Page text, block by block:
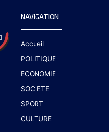
NAVIGATION
Accueil
POLITIQUE
ECONOMIE
SOCIETE
SPORT
CULTURE